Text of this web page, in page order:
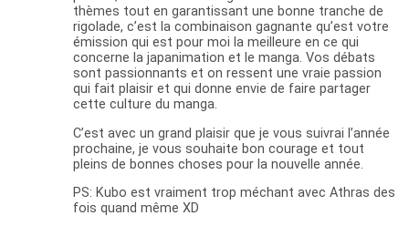
thèmes tout en garantissant une bonne tranche de
rigolade, c’est la combinaison gagnante qu’est votre
émission qui est pour moi la meilleure en ce qui
concerne la japanimation et le manga. Vos débats
sont passionnants et on ressent une vraie passion
qui fait plaisir et qui donne envie de faire partager
cette culture du manga.
C’est avec un grand plaisir que je vous suivrai l’année
prochaine, je vous souhaite bon courage et tout
pleins de bonnes choses pour la nouvelle année.
PS: Kubo est vraiment trop méchant avec Athras des
fois quand même XD